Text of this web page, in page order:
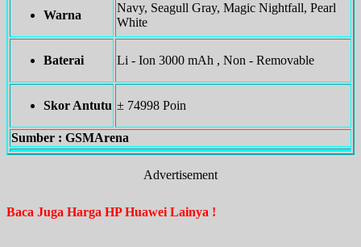
Warna
Navy, Seagull Gray, Magic Nightfall, Pearl
White
Baterai Li - Ion 3000 mAh , Non - Removable
Skor Antutu ± 74998 Poin
Sumber : GSMArena
Advertisement
Baca Juga Harga HP Huawei Lainya !